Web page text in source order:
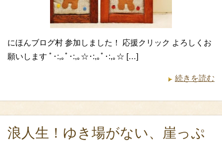
にほんブログ村 参加しました！ 応援クリック よろしくお
願いします ﾟ･:,｡ﾟ･:,｡☆･:,｡ﾟ･:,｡☆ […]
続きを読む
浪人生！ゆき場がない、崖っぷ